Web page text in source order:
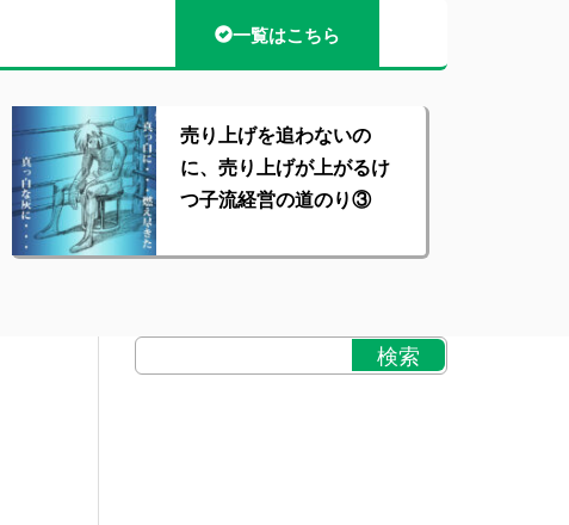
一覧はこちら
売り上げを追わないの
に、売り上げが上がるけ
つ子流経営の道のり③